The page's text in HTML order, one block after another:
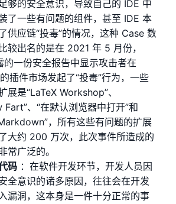
够的安全意识，导致自己的 IDE 中
了一些有问题的组件，甚至 IDE 本
供应链“投毒”的情况，这种 Case 数
较出名的是在 2021 年 5 月份，
的一份安全报告中显示攻击者在
插件市场发起了“投毒”行为，一些
展是“LaTeX Workshop”、
Fart”、“在默认浏览器中打开”和
，所有这些有问题的扩展
大约 200 万次，此次事件所造成的
常广泛的。
码 ：在软件开发环节，开发人员因
全意识的诸多原因，往往会在开发
漏洞，这本身是一件十分正常的事